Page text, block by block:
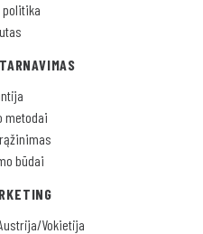
politika
metodai
būdai
Austrija/Vokietija